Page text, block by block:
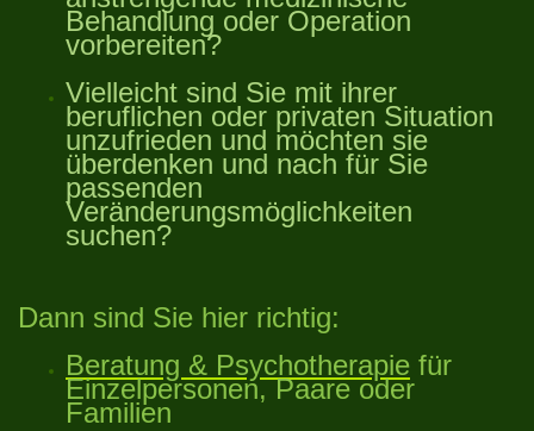
Behandlung oder Operation
vorbereiten?
Vielleicht sind Sie mit ihrer
beruflichen oder privaten Situation
unzufrieden und möchten sie
überdenken und nach für Sie
passenden
Veränderungsmöglichkeiten
suchen?
Dann sind Sie hier richtig:
Beratung & Psychotherapie für
Einzelpersonen, Paare oder
Familien